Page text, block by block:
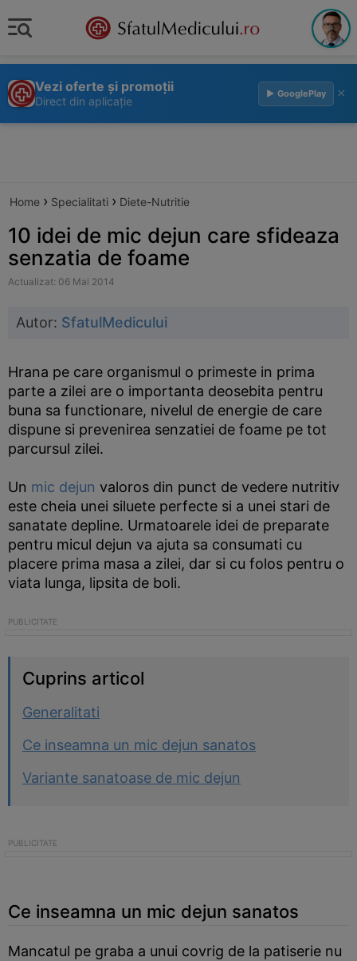
Vezi oferte și promoții
Direct din aplicație
▶ GooglePlay ×
Home › Specialitati › Diete-Nutritie
10 idei de mic dejun care sfideaza
senzatia de foame
Actualizat: 06 Mai 2014
Autor: SfatulMedicului
Hrana pe care organismul o primeste in prima
parte a zilei are o importanta deosebita pentru
buna sa functionare, nivelul de energie de care
dispune si prevenirea senzatiei de foame pe tot
parcursul zilei.
Un mic dejun valoros din punct de vedere nutritiv
este cheia unei siluete perfecte si a unei stari de
sanatate depline. Urmatoarele idei de preparate
pentru micul dejun va ajuta sa consumati cu
placere prima masa a zilei, dar si cu folos pentru o
viata lunga, lipsita de boli.
Cuprins articol
Generalitati
Ce inseamna un mic dejun sanatos
Variante sanatoase de mic dejun
Ce inseamna un mic dejun sanatos
Mancatul pe graba a unui covrig de la patiserie nu